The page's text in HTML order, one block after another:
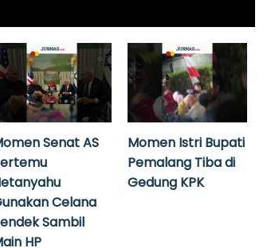
Senat AS
Celana
Sambil
HP
Momen Istri Bupati
Pemalang Tiba di
Gedung KPK